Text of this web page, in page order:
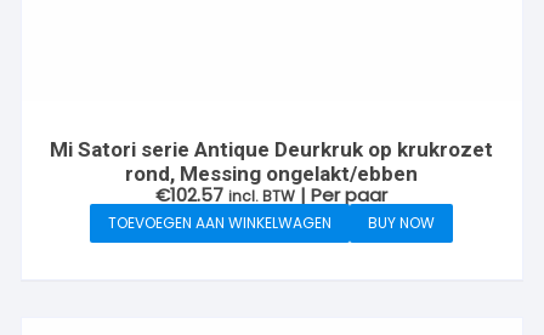
Mi Satori serie Antique Deurkruk op krukrozet
rond, Messing ongelakt/ebben
€102.57 incl. BTW | Per paar
TOEVOEGEN AAN WINKELWAGEN BUY NOW